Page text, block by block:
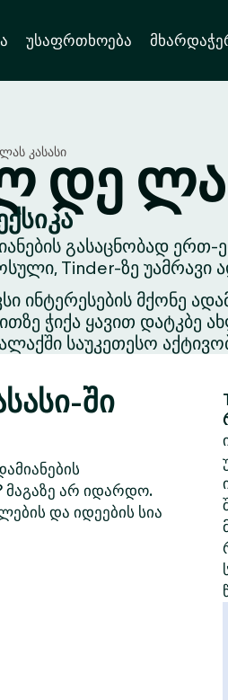
უსაფრთხოება
კასასი
დე
გასაცნობად
Tinder-ზე უამრავი
ინტერესების მქონე
ჭიქა ყავით დატკბე
საუკეთესო
ში
მაგაზე არ იდარდო.
და იდეების სია